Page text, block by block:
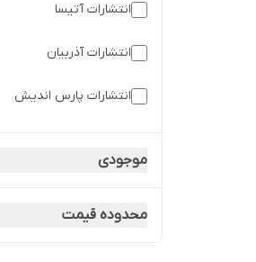
انتشارات آتیسا
انتشارات آذربیان
انتشارات پارس اندیش
موجودی
محدوده قیمت